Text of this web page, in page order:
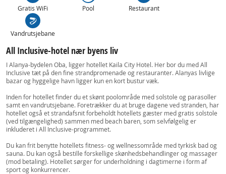
Gratis WiFi Pool Restaurant
Vandrutsjebane
All Inclusive-hotel nær byens liv
I Alanya-bydelen Oba, ligger hotellet Kaila City Hotel. Her bor du med All
Inclusive tæt på den fine strandpromenade og restauranter. Alanyas livlige
bazar og hyggelige havn ligger kun en kort bustur væk.
Inden for hotellet finder du et skønt poolområde med solstole og parasoller
samt en vandrutsjebane. Foretrækker du at bruge dagene ved stranden, har
hotellet også et strandafsnit forbeholdt hotellets gæster med gratis solstole
(ved tilgængelighed) sammen med beach baren, som selvfølgelig er
inkluderet i All Inclusive-programmet.
Du kan frit benytte hotellets fitness- og wellnessområde med tyrkisk bad og
sauna. Du kan også bestille forskellige skønhedsbehandlinger og massager
(mod betaling). Hotellet sørger for underholdning i dagtimerne i form af
sport og konkurrencer.